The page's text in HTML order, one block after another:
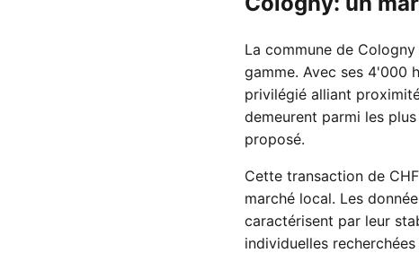
La commune de
gamme. Avec ses 4'000
privilégié alliant
demeurent parmi les
proposé.
Cette transaction de
marché local. Les
caractérisent par leur
individuelles